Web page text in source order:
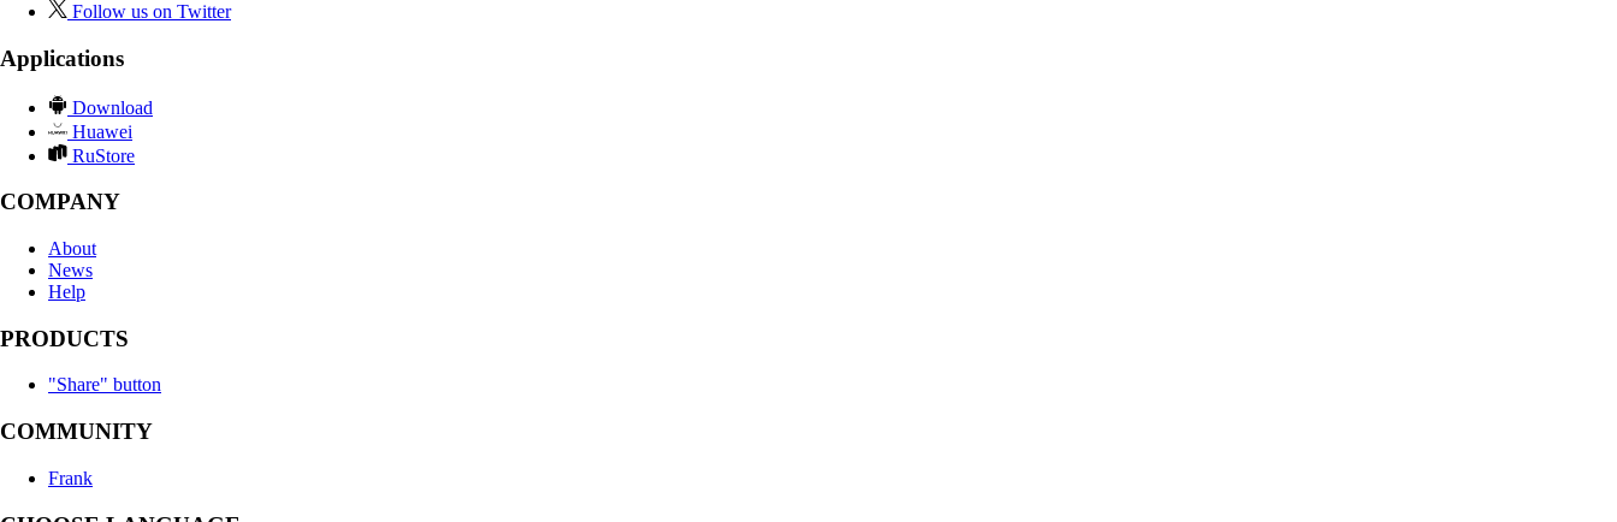
Follow us on Twitter
Applications
Download
Huawei
RuStore
COMPANY
About
News
Help
PRODUCTS
"Share" button
COMMUNITY
Frank